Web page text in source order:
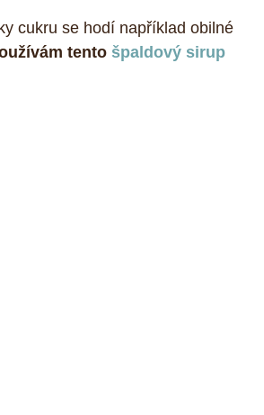
cukru se hodí například obilné
tento špaldový sirup